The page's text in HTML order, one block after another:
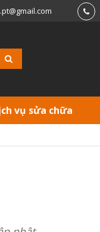
vụ sửa chữa